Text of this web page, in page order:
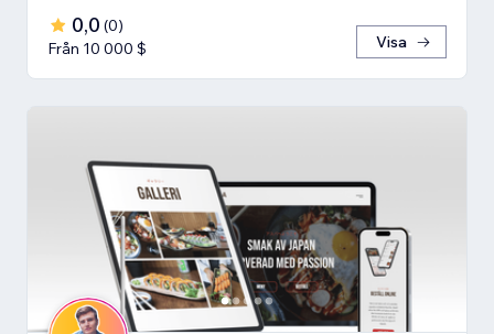
0,0 (0)
Från 10 000 $
Visa